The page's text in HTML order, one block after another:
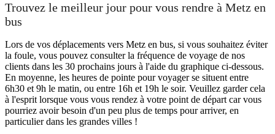
Trouvez le meilleur jour pour vous rendre à Metz en
bus
Lors de vos déplacements vers Metz en bus, si vous souhaitez éviter
la foule, vous pouvez consulter la fréquence de voyage de nos
clients dans les 30 prochains jours à l'aide du graphique ci-dessous.
En moyenne, les heures de pointe pour voyager se situent entre
6h30 et 9h le matin, ou entre 16h et 19h le soir. Veuillez garder cela
à l'esprit lorsque vous vous rendez à votre point de départ car vous
pourriez avoir besoin d'un peu plus de temps pour arriver, en
particulier dans les grandes villes !